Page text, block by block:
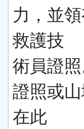
力，並
救護技
術員證
證照或
在此